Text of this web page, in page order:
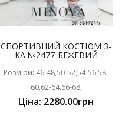
СПОРТИВНИЙ КОСТЮМ 3-
КА №2477-БЕЖЕВИЙ
Розміри: 46-48,50-52,54-56,58-
60,62-64,66-68,
Ціна: 2280.00грн